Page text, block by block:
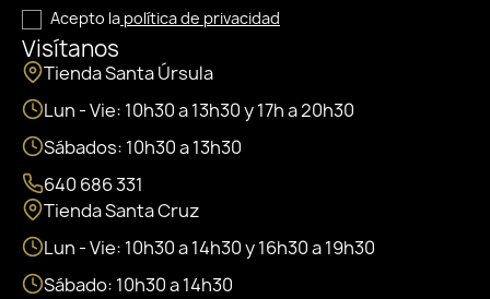
Acepto la política de privacidad
Visítanos
Tienda Santa Úrsula
Lun - Vie: 10h30 a 13h30 y 17h a 20h30
Sábados: 10h30 a 13h30
640 686 331
Tienda Santa Cruz
Lun - Vie: 10h30 a 14h30 y 16h30 a 19h30
Sábado: 10h30 a 14h30